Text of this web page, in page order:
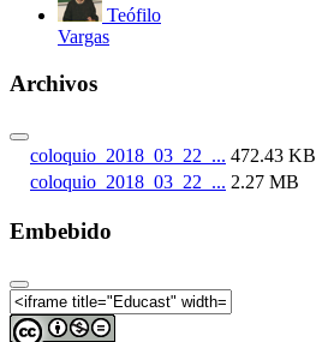
Teófilo
Vargas
Archivos
coloquio_2018_03_22_... 472.43 KB
coloquio_2018_03_22_... 2.27 MB
Embebido